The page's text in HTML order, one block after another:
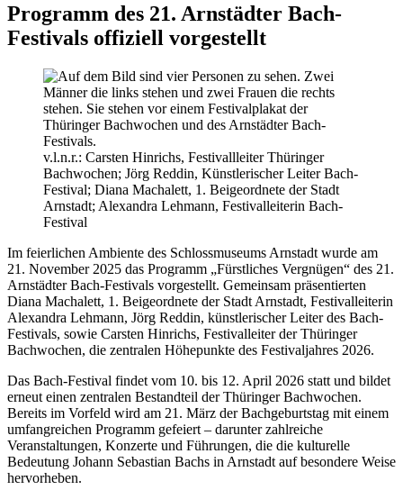
Programm des 21. Arnstädter Bach-
Festivals offiziell vorgestellt
v.l.n.r.: Carsten Hinrichs, Festivallleiter Thüringer
Bachwochen; Jörg Reddin, Künstlerischer Leiter Bach-
Festival; Diana Machalett, 1. Beigeordnete der Stadt
Arnstadt; Alexandra Lehmann, Festivalleiterin Bach-
Festival
Im feierlichen Ambiente des Schlossmuseums Arnstadt wurde am
21. November 2025 das Programm „Fürstliches Vergnügen“ des 21.
Arnstädter Bach-Festivals vorgestellt. Gemeinsam präsentierten
Diana Machalett, 1. Beigeordnete der Stadt Arnstadt, Festivalleiterin
Alexandra Lehmann, Jörg Reddin, künstlerischer Leiter des Bach-
Festivals, sowie Carsten Hinrichs, Festivalleiter der Thüringer
Bachwochen, die zentralen Höhepunkte des Festivaljahres 2026.
Das Bach-Festival findet vom 10. bis 12. April 2026 statt und bildet
erneut einen zentralen Bestandteil der Thüringer Bachwochen.
Bereits im Vorfeld wird am 21. März der Bachgeburtstag mit einem
umfangreichen Programm gefeiert – darunter zahlreiche
Veranstaltungen, Konzerte und Führungen, die die kulturelle
Bedeutung Johann Sebastian Bachs in Arnstadt auf besondere Weise
hervorheben.